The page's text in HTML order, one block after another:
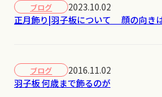
ブログ
2023.10.02
正月飾り|羽子板について 顔の向き
ブログ
2016.11.02
羽子板 何歳まで飾るのが